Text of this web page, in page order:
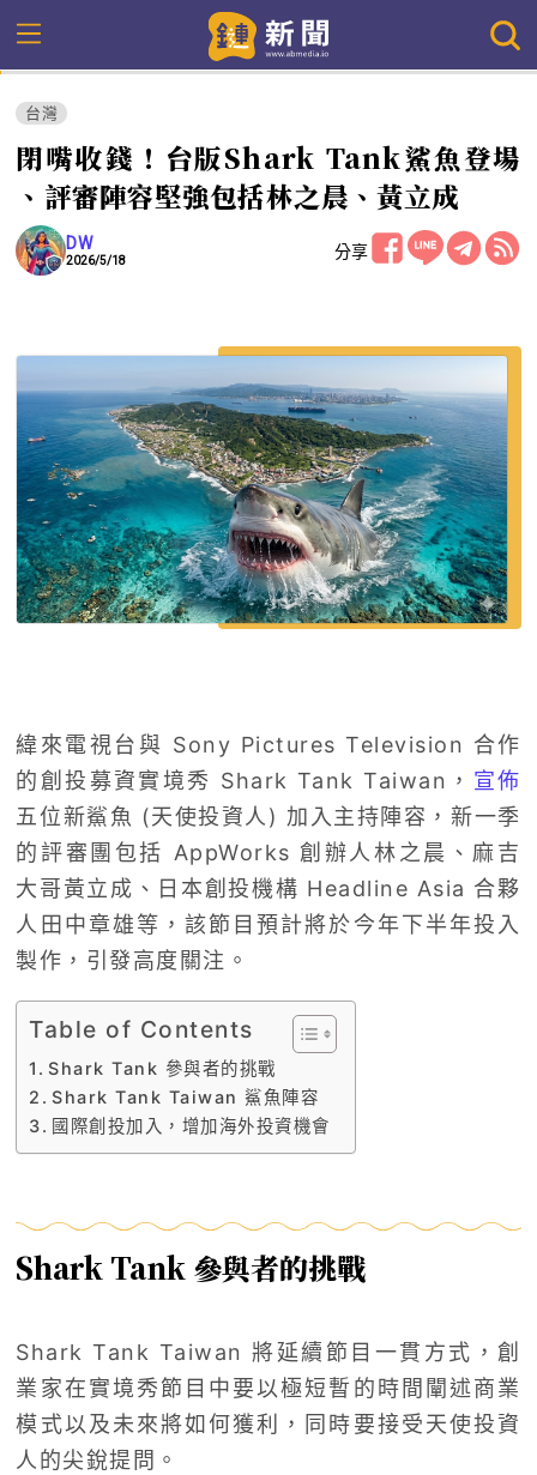
台灣
閉嘴收錢！台版Shark Tank鯊魚登場
、評審陣容堅強包括林之晨、黃立成
DW
2026/5/18 分享
緯來電視台與 Sony Pictures Television 合作
的創投募資實境秀 Shark Tank Taiwan， 宣佈
五位新鯊魚 (天使投資人) 加入主持陣容，新一季
的評審團包括 AppWorks 創辦人林之晨、麻吉
大哥黃立成、日本創投機構 Headline Asia 合夥
人田中章雄等，該節目預計將於今年下半年投入
製作，引發高度關注。
Table of Contents
Shark Tank 參與者的挑戰
Shark Tank Taiwan 鯊魚陣容
國際創投加入，增加海外投資機會
Shark Tank 參與者的挑戰
Shark Tank Taiwan 將延續節目一貫方式，創
業家在實境秀節目中要以極短暫的時間闡述商業
模式以及未來將如何獲利，同時要接受天使投資
人的尖銳提問。